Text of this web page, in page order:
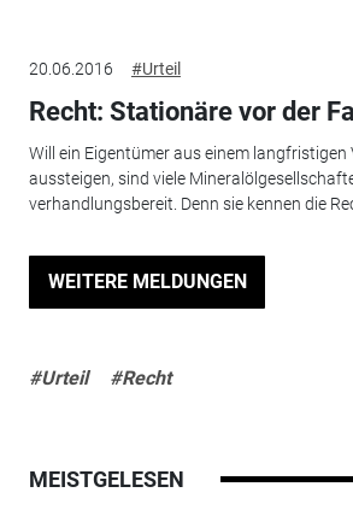
20.06.2016 #Urteil
Recht: Stationäre vor der
Will ein Eigentümer aus einem
aussteigen, sind viele
verhandlungsbereit. Denn sie kennen die
WEITERE MELDUNGEN
#Urteil #Recht
MEISTGELESEN